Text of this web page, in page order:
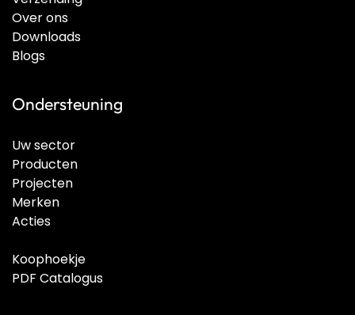
Over ons
Downloads
Blogs
Ondersteuning
Uw sector
Producten
Projecten
Merken
Acties
Koophoekje
PDF Catalogus